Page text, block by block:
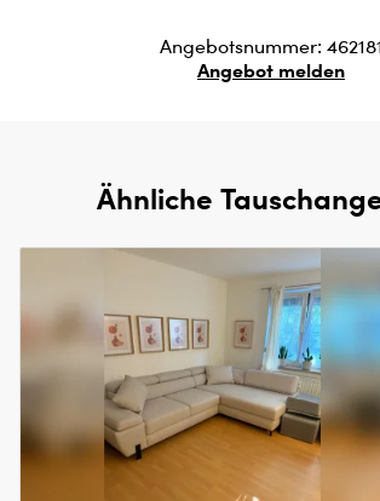
Angebotsnummer: 462181
Angebot melden
Ähnliche